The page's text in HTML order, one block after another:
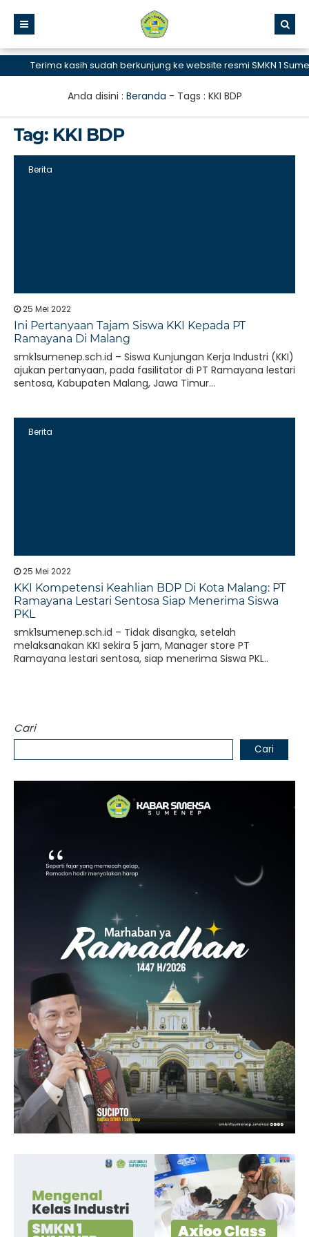
Terima kasih sudah berkunjung ke website resmi SMKN 1
Anda disini : Beranda - Tags : KKI BDP
Tag: KKI BDP
Berita
25 Mei 2022
Ini Pertanyaan Tajam Siswa KKI Kepada PT
Ramayana Di Malang
smk1sumenep.sch.id – Siswa Kunjungan Kerja Industri (KKI)
ajukan pertanyaan, pada fasilitator di PT Ramayana lestari
sentosa, Kabupaten Malang, Jawa Timur...
Berita
25 Mei 2022
KKI Kompetensi Keahlian BDP Di Kota Malang: PT
Ramayana Lestari Sentosa Siap Menerima Siswa
PKL
smk1sumenep.sch.id – Tidak disangka, setelah
melaksanakan KKI sekira 5 jam, Manager store PT
Ramayana lestari sentosa, siap menerima Siswa PKL..
Cari
Cari